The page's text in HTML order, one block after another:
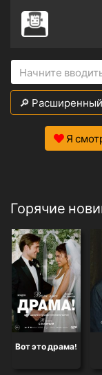
🔎
Я
Горячие
Вот это драма!